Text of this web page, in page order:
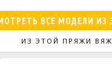
ВСЕ МОДЕЛИ ИЗ
ИЗ ЭТОЙ ПРЯЖИ